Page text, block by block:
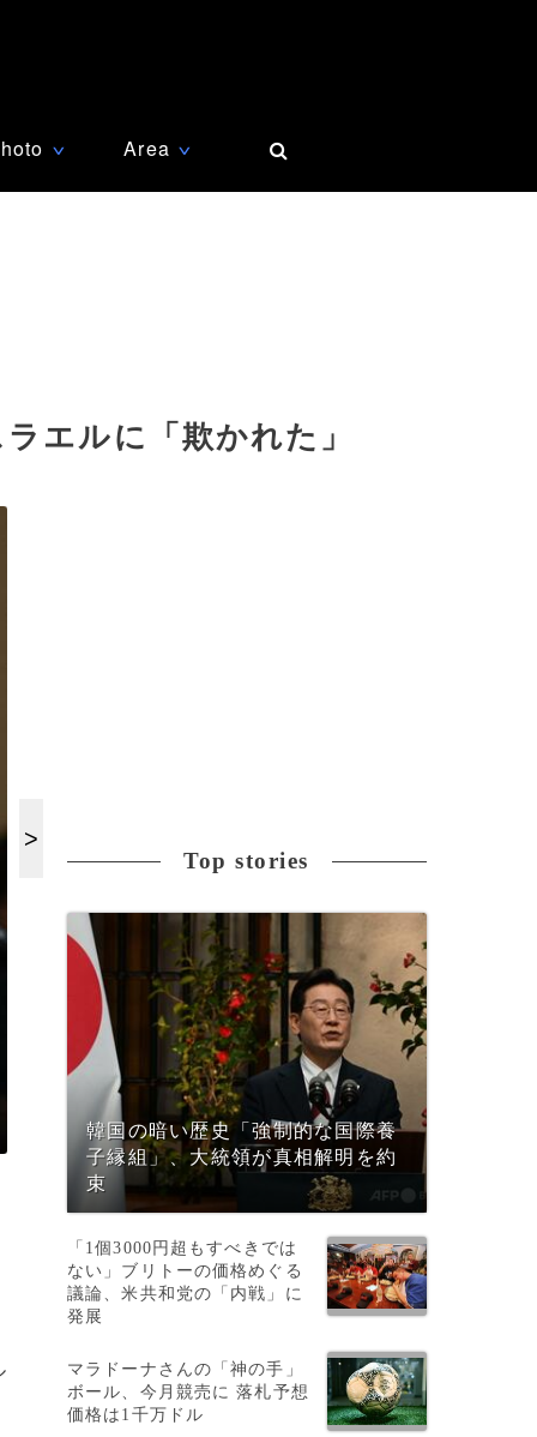
∨ Area ∨
エルに「欺かれた」
Top stories
韓国の暗い歴史「強制的な国際養
子縁組」、大統領が真相解明を約
束
「1個3000円超もすべきでは
ない」ブリトーの価格めぐる
議論、米共和党の「内戦」に
発展
マラドーナさんの「神の手」
ボール、今月競売に 落札予想
価格は1千万ドル